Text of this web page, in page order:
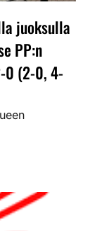
juoksulla
PP:n
0 (2-0, 4-